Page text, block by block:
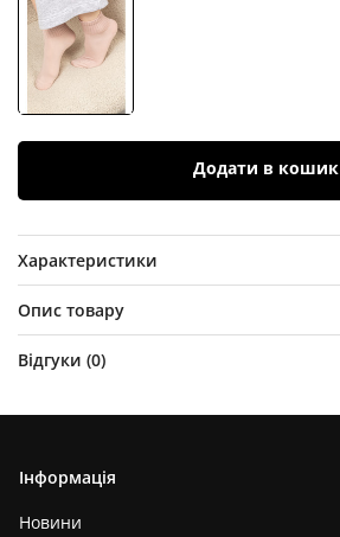
Додати в кошик
Характеристики
Опис товару
Відгуки (0)
Інформація
Новини